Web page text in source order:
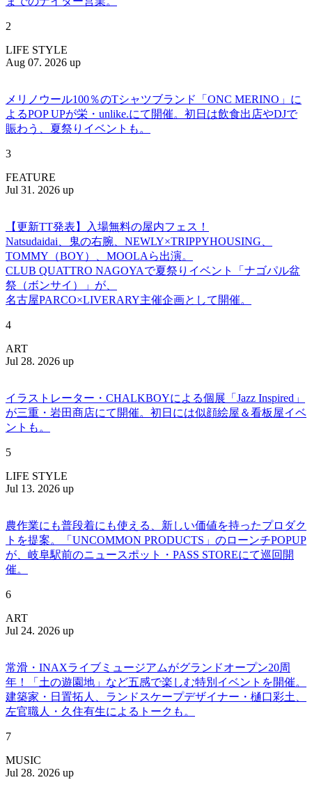
2
LIFE STYLE
Aug 07. 2026 up
メリノウール100％のTシャツブランド「ONC MERINO」に
よるPOP UPが栄・unlike.にて開催。初日は飲食出店やDJで
賑わう、夏祭りイベントも。
3
FEATURE
Jul 31. 2026 up
【更新TT発表】入場無料の屋内フェス！
Natsudaidai、鬼の右腕、NEWLY×TRIPPYHOUSING、
TOMMY（BOY）、MOOLAら出演。
CLUB QUATTRO NAGOYAで夏祭りイベント「ナゴパル盆
祭（ボンサイ）」が、
名古屋PARCO×LIVERARY主催企画として開催。
4
ART
Jul 28. 2026 up
イラストレーター・CHALKBOYによる個展「Jazz Inspired」
が三重・岩田商店にて開催。初日には似顔絵屋＆看板屋イベ
ントも。
5
LIFE STYLE
Jul 13. 2026 up
農作業にも普段着にも使える、新しい価値を持ったプロダク
トを提案。「UNCOMMON PRODUCTS」のローンチPOPUP
が、岐阜駅前のニュースポット・PASS STOREにて巡回開
催。
6
ART
Jul 24. 2026 up
常滑・INAXライブミュージアムがグランドオープン20周
年！「土の遊園地」など五感で楽しむ特別イベントを開催。
建築家・日置拓人、ランドスケープデザイナー・樋口彩土、
左官職人・久住有生によるトークも。
7
MUSIC
Jul 28. 2026 up